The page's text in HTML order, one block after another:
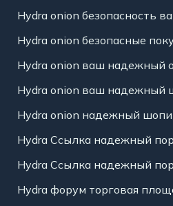
Hydra onion безопасность
Hydra onion безопасные
Hydra onion ваш надежный
Hydra onion ваш надежный
Hydra onion надежный
Hydra Ссылка надежный
Hydra Ссылка надежный
Hydra форум торговая